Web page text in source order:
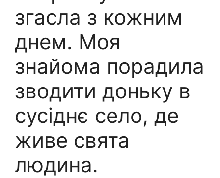
згасла з кожним
днем. Моя
знайома порадила
зводити доньку в
сусіднє село, де
живе свята
людина.